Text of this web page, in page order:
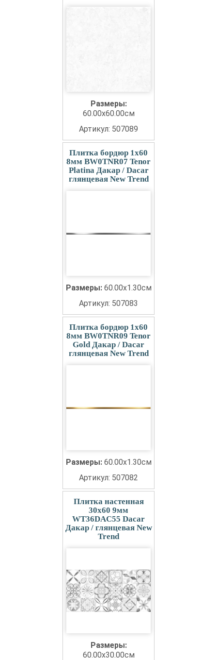
Размеры:
60.00x60.00см
Артикул: 507089
Плитка бордюр 1x60
8мм BW0TNR07 Tenor
Platina Дакар / Dacar
глянцевая New Trend
Размеры: 60.00x1.30см
Артикул: 507083
Плитка бордюр 1x60
8мм BW0TNR09 Tenor
Gold Дакар / Dacar
глянцевая New Trend
Размеры: 60.00x1.30см
Артикул: 507082
Плитка настенная
30x60 9мм
WT36DAC55 Dacar
Дакар / глянцевая New
Trend
Размеры:
60.00x30.00см